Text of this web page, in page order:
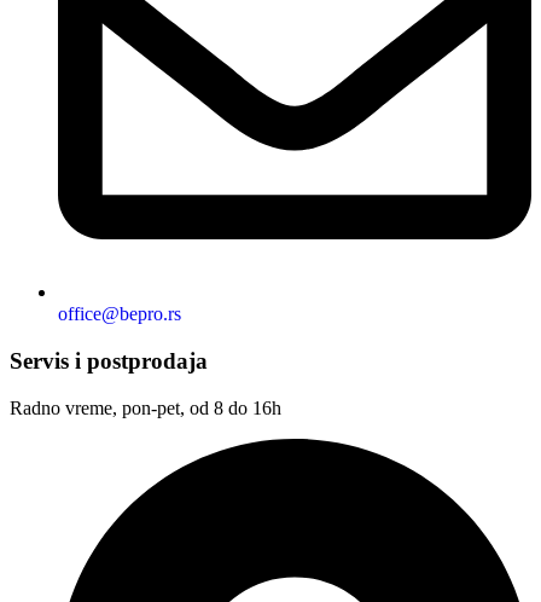
office@bepro.rs
Servis i postprodaja
Radno vreme, pon-pet, od 8 do 16h